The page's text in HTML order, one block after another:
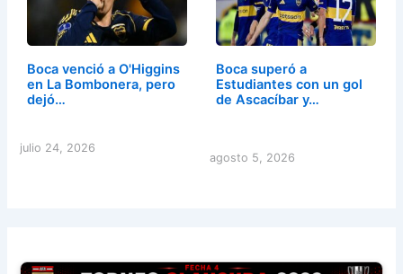
Boca venció a O'Higgins
en La Bombonera, pero
dejó…
julio 24, 2026
Boca superó a
Estudiantes con un gol
de Ascacíbar y…
agosto 5, 2026